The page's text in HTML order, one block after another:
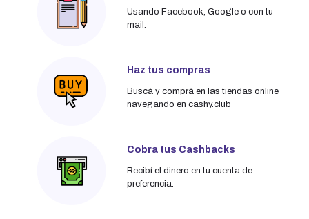
Usando Facebook, Google o con tu
mail.
Haz tus compras
Buscá y comprá en las tiendas online
navegando en cashy.club
Cobra tus Cashbacks
Recibí el dinero en tu cuenta de
preferencia.